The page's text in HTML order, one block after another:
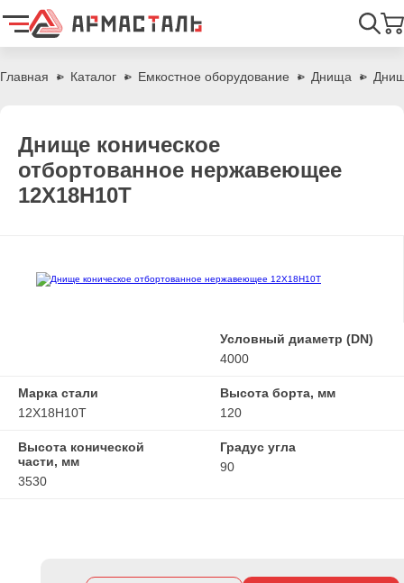
Главная
Каталог Емкостное оборудование Днища
Днище коническое
отбортованное нержавеющее
12Х18Н10Т
Условный диаметр (DN)
4000
Марка стали
12Х18Н10Т
Высота борта, мм
120
Высота конической
части, мм
3530
Градус угла
90